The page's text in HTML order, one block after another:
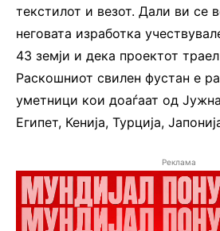
текстилот и везот. Дали ви се
неговата изработка
43 земји и дека проектот
Раскошниот свилен фустан е
уметници кои доаѓаат од
Египет, Кенија, Турција,
Реклама